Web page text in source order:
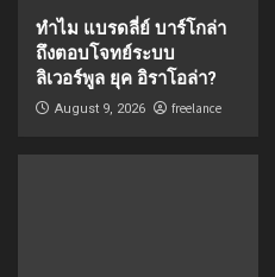
ทำไม แบรดลี่ย์ บาร์โกล่า
ถึงตอบโจทย์ระบบ
ลิเวอร์พูล ยุค อิราโอล่า?
August 9, 2026 freelance